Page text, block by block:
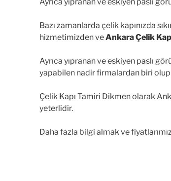
Bazı zamanlarda çelik kapınızda
hizmetimizden veAnkara Çelik
Ayrıca yıpranan ve eskiyen paslı
yapabilen nadir firmalardan biri
Çelik Kapı Tamiri Dikmen olarak
yeterlidir.
Daha fazla bilgi almak ve